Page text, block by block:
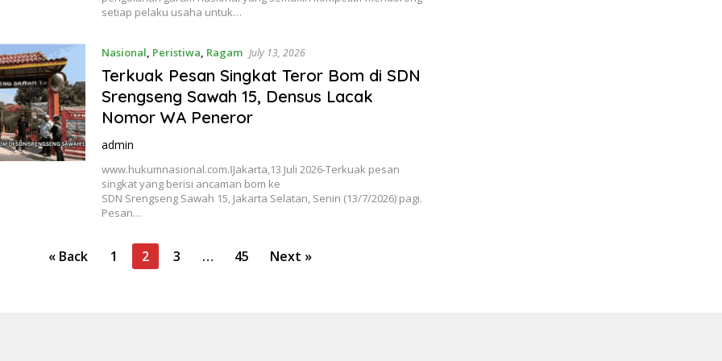
setiap pelaku usaha untuk…
Nasional, Peristiwa, Ragam July 13, 2026
Terkuak Pesan Singkat Teror Bom di SDN
Srengseng Sawah 15, Densus Lacak
Nomor WA Peneror
admin
www.hukumnasional.com.ǁJakarta,13 Juli 2026-Terkuak pesan
singkat yang berisi ancaman bom ke
SDN Srengseng Sawah 15, Jakarta Selatan, Senin (13/7/2026) pagi.
Pesan…
« Back 1 2 3 … 45 Next »